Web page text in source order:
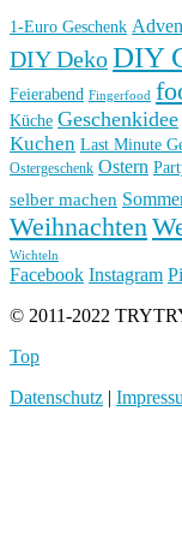
1-Euro Geschenk
DIY DekoDIY
Feierabend Fingerfood
Küche Geschenkidee
Kuchen Last Minute
Ostergeschenk Ostern
selber machen
Weihnachten
Wichteln
Facebook Instagram
© 2011-2022
Top
Datenschutz |